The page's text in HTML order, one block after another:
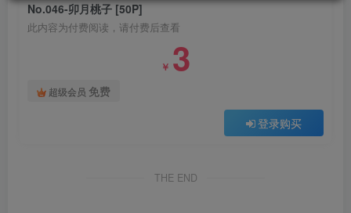
No.046-卯月桃子 [50P]
此内容为付费阅读，请付费后查看
￥ 3
超级会员 免费
登录购买
THE END